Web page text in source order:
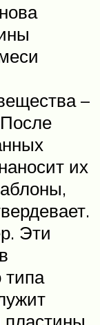
–
их
Эти